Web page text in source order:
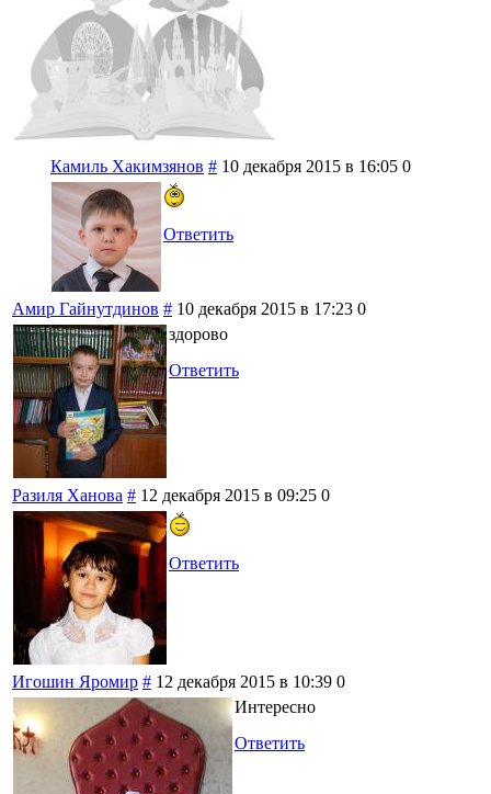
Камиль Хакимзянов # 10 декабря 2015 в 16:05 0
Ответить
Амир Гайнутдинов # 10 декабря 2015 в 17:23 0
здорово
Ответить
Разиля Ханова # 12 декабря 2015 в 09:25 0
Ответить
Игошин Яромир # 12 декабря 2015 в 10:39 0
Интересно
Ответить